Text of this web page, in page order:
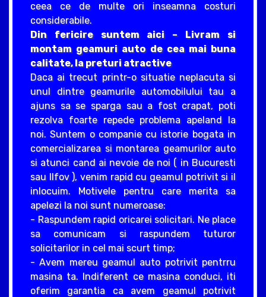
ceea ce de multe ori inseamna costuri
considerabile.
Din fericire suntem aici – Livram si
montam geamuri auto de cea mai buna
calitate, la preturi atractive
Daca ai trecut printr-o situatie neplacuta si
unul dintre geamurile automobilului tau a
ajuns sa se sparga sau a fost crapat, poti
rezolva foarte repede problema apeland la
noi. Suntem o companie cu istorie bogata in
comercializarea si montarea geamurilor auto
si atunci cand ai nevoie de noi ( in Bucuresti
sau Ilfov ), venim rapid cu geamul potrivit si il
inlocuim. Motivele pentru care merita sa
apelezi la noi sunt numeroase:
- Raspundem rapid oricarei solicitari. Ne place
sa comunicam si raspundem tuturor
solicitarilor in cel mai scurt timp;
- Avem mereu geamul auto potrivit pentrru
masina ta. Indiferent ce masina conduci, iti
oferim garantia ca avem geamul potrivit